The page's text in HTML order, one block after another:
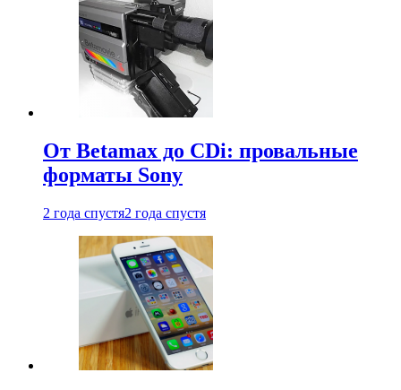
От Betamax до CDi: провальные
форматы Sony
2 года спустя2 года спустя